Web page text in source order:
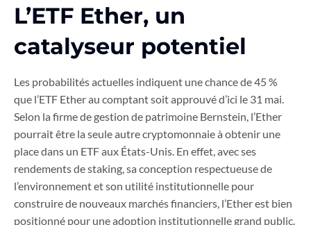
L’ETF Ether, un
catalyseur potentiel
Les probabilités actuelles indiquent une chance de 45 %
que l’ETF Ether au comptant soit approuvé d’ici le 31 mai.
Selon la firme de gestion de patrimoine Bernstein, l’Ether
pourrait être la seule autre cryptomonnaie à obtenir une
place dans un ETF aux États-Unis. En effet, avec ses
rendements de staking, sa conception respectueuse de
l’environnement et son utilité institutionnelle pour
construire de nouveaux marchés financiers, l’Ether est bien
positionné pour une adoption institutionnelle grand public.